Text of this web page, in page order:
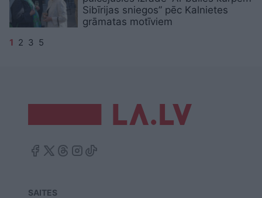
Sibīrijas sniegos” pēc Kalnietes
grāmatas motīviem
1 2 3 5
SAITES